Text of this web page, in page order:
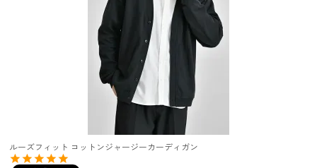
ルーズフィット コットンジャージーカーディガン